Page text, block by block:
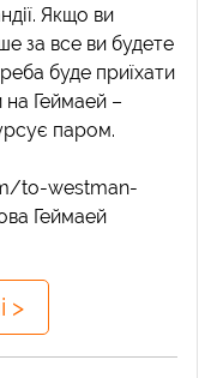
Якщо ви
за все ви будете
буде приїхати
на Геймаей –
паром.
to-westman-
Геймаей
>